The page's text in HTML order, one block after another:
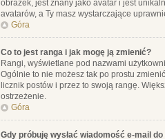
obrazek, jest znany jako avatar i jest
avatarów, a Ty masz wystarczające
Góra
Co to jest ranga i jak mogę ją zmienić?
Rangi, wyświetlane pod nazwami
Ogólnie to nie możesz tak po prostu
licznik postów i przez to swoją rangę.
ostrzeżenie.
Góra
Gdy próbuję wysłać wiadomość e-mail